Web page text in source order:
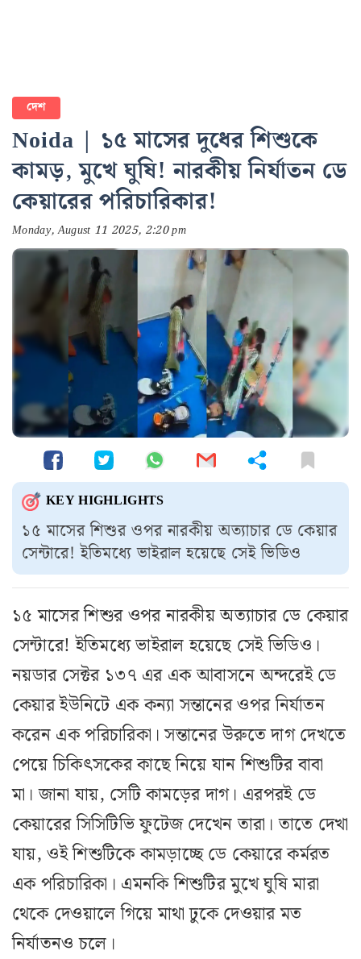
দেশ
Noida | ১৫ মাসের দুধের শিশুকে
কামড়, মুখে ঘুষি! নারকীয় নির্যাতন ডে
কেয়ারের পরিচারিকার!
Monday, August 11 2025, 2:20 pm
KEY HIGHLIGHTS
১৫ মাসের শিশুর ওপর নারকীয় অত্যাচার ডে কেয়ার
সেন্টারে! ইতিমধ্যে ভাইরাল হয়েছে সেই ভিডিও
১৫ মাসের শিশুর ওপর নারকীয় অত্যাচার ডে কেয়ার
সেন্টারে! ইতিমধ্যে ভাইরাল হয়েছে সেই ভিডিও।
নয়ডার সেক্টর ১৩৭ এর এক আবাসনে অন্দরেই ডে
কেয়ার ইউনিটে এক কন্যা সন্তানের ওপর নির্যাতন
করেন এক পরিচারিকা। সন্তানের উরুতে দাগ দেখতে
পেয়ে চিকিৎসকের কাছে নিয়ে যান শিশুটির বাবা
মা। জানা যায়, সেটি কামড়ের দাগ। এরপরই ডে
কেয়ারের সিসিটিভি ফুটেজ দেখেন তারা। তাতে দেখা
যায়, ওই শিশুটিকে কামড়াচ্ছে ডে কেয়ারে কর্মরত
এক পরিচারিকা। এমনকি শিশুটির মুখে ঘুষি মারা
থেকে দেওয়ালে গিয়ে মাথা ঢুকে দেওয়ার মত
নির্যাতনও চলে।